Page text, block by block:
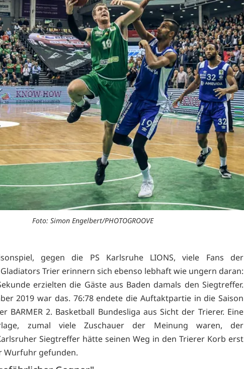
Foto: Simon Engelbert/PHOTOGROOVE
gegen die PS Karlsruhe LIONS, viele Fans der
Gladiators Trier erinnern sich ebenso lebhaft wie ungern daran:
erzielten die Gäste aus Baden damals den Siegtreffer.
2019 war das. 76:78 endete die Auftaktpartie in die Saison
BARMER 2. Basketball Bundesliga aus Sicht der Trierer. Eine
zumal viele Zuschauer der Meinung waren, der
Siegtreffer hätte seinen Weg in den Trierer Korb erst
Wurfuhr gefunden.